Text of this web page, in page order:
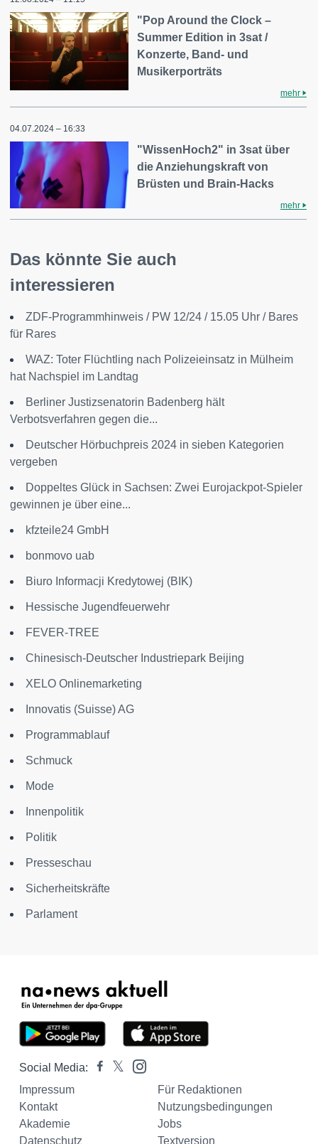
"Pop Around the Clock –
Summer Edition in 3sat /
Konzerte, Band- und
Musikerporträts
mehr
04.07.2024 – 16:33
"WissenHoch2" in 3sat über
die Anziehungskraft von
Brüsten und Brain-Hacks
mehr
Das könnte Sie auch
interessieren
ZDF-Programmhinweis / PW 12/24 / 15.05 Uhr / Bares
für Rares
WAZ: Toter Flüchtling nach Polizeieinsatz in Mülheim
hat Nachspiel im Landtag
Berliner Justizsenatorin Badenberg hält
Verbotsverfahren gegen die...
Deutscher Hörbuchpreis 2024 in sieben Kategorien
vergeben
Doppeltes Glück in Sachsen: Zwei Eurojackpot-Spieler
gewinnen je über eine...
kfzteile24 GmbH
bonmovo uab
Biuro Informacji Kredytowej (BIK)
Hessische Jugendfeuerwehr
FEVER-TREE
Chinesisch-Deutscher Industriepark Beijing
XELO Onlinemarketing
Innovatis (Suisse) AG
Programmablauf
Schmuck
Mode
Innenpolitik
Politik
Presseschau
Sicherheitskräfte
Parlament
Social Media:
Impressum
Für Redaktionen
Kontakt
Nutzungsbedingungen
Akademie
Jobs
Datenschutz
Textversion